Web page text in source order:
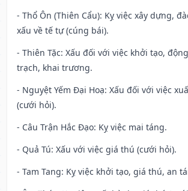
- Thổ Ôn (Thiên Cẩu): Kỵ việc xây dựng,
xấu về tế tự (cúng bái).
- Thiên Tặc: Xấu đối với việc khởi tạo,
trạch, khai trương.
- Nguyệt Yếm Đại Hoạ: Xấu đối với việc
(cưới hỏi).
- Câu Trận Hắc Đạo: Kỵ việc mai táng.
- Quả Tú: Xấu với việc giá thú (cưới hỏi).
- Tam Tang: Kỵ việc khởi tạo, giá thú, an